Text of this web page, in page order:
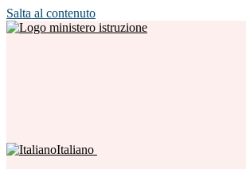
Salta al contenuto
Italiano